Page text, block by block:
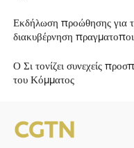
Εκδήλωση προώθησης για
διακυβέρνηση
Ο Σι τονίζει συνεχείς
του Κόμματος